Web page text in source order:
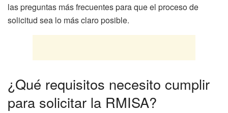
las preguntas más frecuentes para que el proceso de
solicitud sea lo más claro posible.
¿Qué requisitos necesito cumplir
para solicitar la RMISA?